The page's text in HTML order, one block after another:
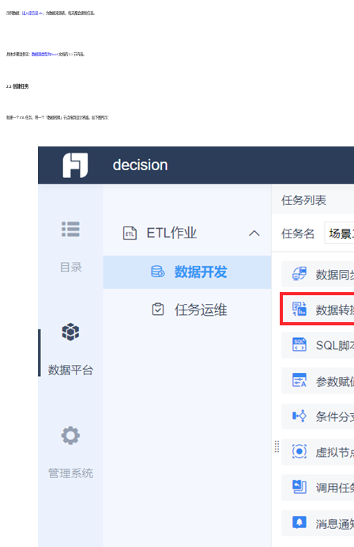
示例数据： 出入库信息.xls ，为数据来源表，每天都会更新信息。
具体步骤请参见： 数据源类型为Excel 文档的 2.1 节内容。
2.2 创建任务
新建一个 ETL 任务，将一个「数据转换」节点拖到设计界面。如下图所示：